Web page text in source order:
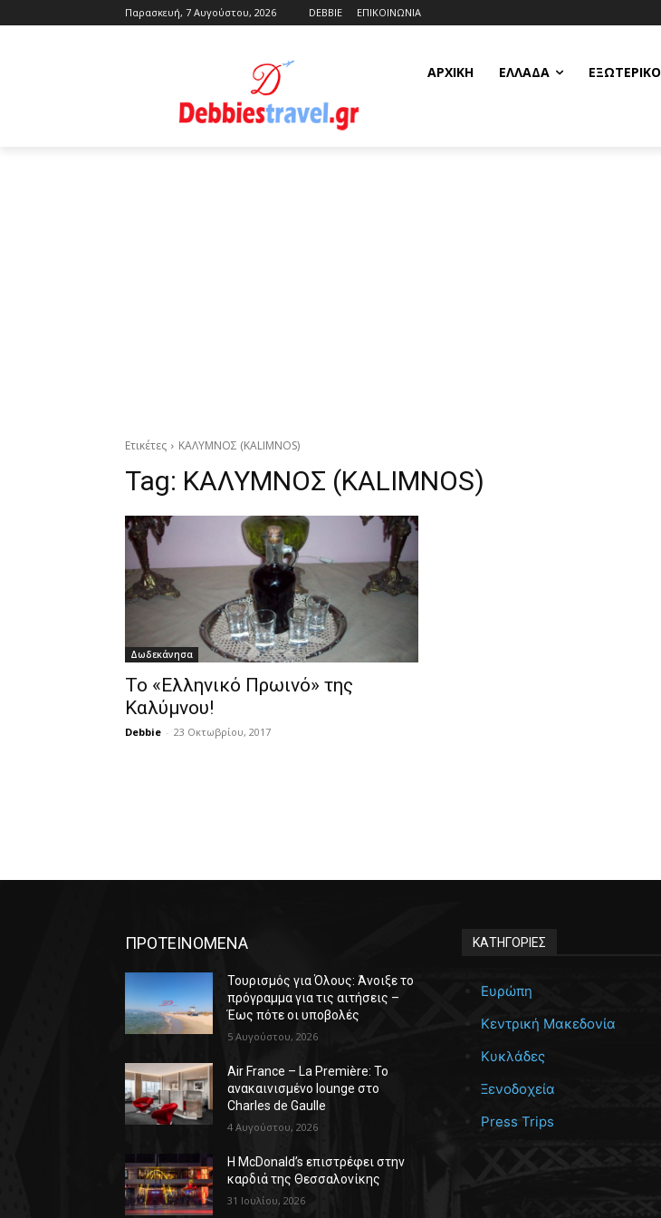
Παρασκευή, 7 Αυγούστου, 2026 DEBBIE ΕΠΙΚΟΙΝΩΝΙΑ
ΑΡΧΙΚΗ ΕΛΛΆΔΑ ΕΞΩΤΕΡΙΚΌ
Ετικέτες ΚΑΛΥΜΝΟΣ (KALIMNOS)
Tag: ΚΑΛΥΜΝΟΣ (KALIMNOS)
Δωδεκάνησα
Το «Ελληνικό Πρωινό» της
Καλύμνου!
Debbie - 23 Οκτωβρίου, 2017
ΠΡΟΤΕΙΝΟΜΕΝΑ
Τουρισμός για Όλους: Άνοιξε το
πρόγραμμα για τις αιτήσεις –
Έως πότε οι υποβολές
5 Αυγούστου, 2026
Air France – La Première: Το
ανακαινισμένο lounge στο
Charles de Gaulle
4 Αυγούστου, 2026
Η McDonald’s επιστρέφει στην
καρδιά της Θεσσαλονίκης
31 Ιουλίου, 2026
ΚΑΤΗΓΟΡΙΕΣ
Ευρώπη
Κεντρική Μακεδονία
Κυκλάδες
Ξενοδοχεία
Press Trips